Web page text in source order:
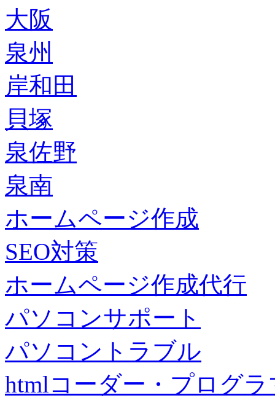
大阪
泉州
岸和田
貝塚
泉佐野
泉南
ホームページ作成
SEO対策
ホームページ作成代行
パソコンサポート
パソコントラブル
htmlコーダー・プログラ